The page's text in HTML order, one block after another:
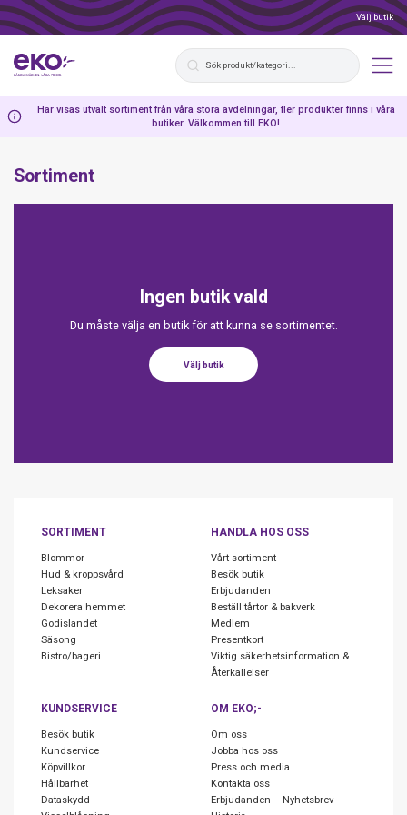
Välj butik
Här visas utvalt sortiment från våra stora avdelningar, fler produkter finns i våra
butiker. Välkommen till EKO!
Sortiment
Ingen butik vald
Du måste välja en butik för att kunna se sortimentet.
Välj butik
SORTIMENT
Blommor
Hud & kroppsvård
Leksaker
Dekorera hemmet
Godislandet
Säsong
Bistro/bageri
HANDLA HOS OSS
Vårt sortiment
Besök butik
Erbjudanden
Beställ tårtor & bakverk
Medlem
Presentkort
Viktig säkerhetsinformation &
Återkallelser
KUNDSERVICE
Besök butik
Kundservice
Köpvillkor
Hållbarhet
Dataskydd
OM EKO;-
Om oss
Jobba hos oss
Press och media
Kontakta oss
Erbjudanden – Nyhetsbrev